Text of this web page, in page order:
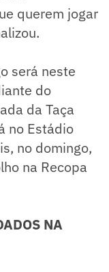
querem jogar
será neste
do
da Taça
no Estádio
no domingo,
na Recopa
NA